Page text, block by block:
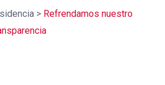
> Refrendamos nuestro